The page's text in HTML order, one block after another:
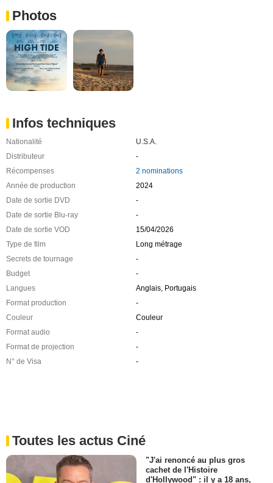
Photos
Infos techniques
Nationalité
U.S.A.
Distributeur
-
Récompenses
2 nominations
Année de production
2024
Date de sortie DVD
-
Date de sortie Blu-ray
-
Date de sortie VOD
15/04/2026
Type de film
Long métrage
Secrets de tournage
-
Budget
-
Langues
Anglais, Portugais
Format production
-
Couleur
Couleur
Format audio
-
Format de projection
-
N° de Visa
-
Toutes les actus Ciné
"J'ai renoncé au plus gros
cachet de l'Histoire
d'Hollywood" : il y a 18 ans,